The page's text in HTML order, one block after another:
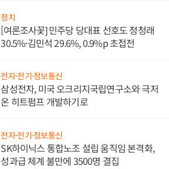
정치
[여론조사꽃] 민주당 당대표 선호도 정청래
30.5%·김민석 29.6%, 0.9%p 초접전
전자·전기·정보통신
삼성전자, 미국 오크리지국립연구소와 극저
온 히트펌프 개발하기로
전자·전기·정보통신
SK하이닉스 통합노조 설립 움직임 본격화,
성과급 체계 불만에 3500명 결집